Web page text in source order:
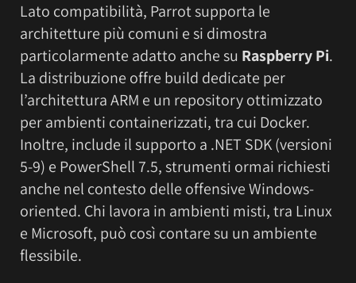
Lato compatibilità, Parrot supporta le
architetture più comuni e si dimostra
particolarmente adatto anche su Raspberry Pi.
La distribuzione offre build dedicate per
l’architettura ARM e un repository ottimizzato
per ambienti containerizzati, tra cui Docker.
Inoltre, include il supporto a .NET SDK (versioni
5-9) e PowerShell 7.5, strumenti ormai richiesti
anche nel contesto delle offensive Windows-
oriented. Chi lavora in ambienti misti, tra Linux
e Microsoft, può così contare su un ambiente
flessibile.